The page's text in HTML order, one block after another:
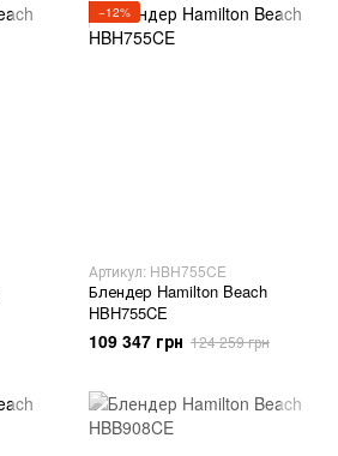
−12%
Артикул: HBH755CE
Блендер Hamilton Beach
HBH755CE
109 347 грн 124 259 грн